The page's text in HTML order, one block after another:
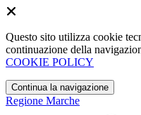
Questo sito utilizza cookie
continuazione della
COOKIE POLICY
Continua la navigazione
Regione Marche